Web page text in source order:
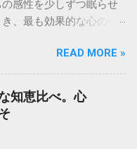
ス効果があると言われ
ためのポイント 薪の種類
わせるのがコツです。
を眺める間だけは、スマ
。視覚が炎に集中する
態を得られます。 夜が
感性を少しずつ眠らせ
、最も効果的な心の特
、言葉の通じない相手
の風景や文化は、私た
きほぐしてくれます。
色だけではありませ
好奇心を取り戻した
、人生の質を高めるた
READ MORE »
知恵比べ。心